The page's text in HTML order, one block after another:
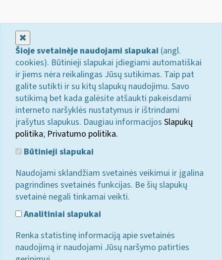
Šioje svetainėje naudojami slapukai (angl.
cookies). Būtinieji slapukai įdiegiami automatiškai
ir jiems nėra reikalingas Jūsų sutikimas. Taip pat
galite sutikti ir su kitų slapukų naudojimu. Savo
sutikimą bet kada galėsite atšaukti pakeisdami
interneto naršyklės nustatymus ir ištrindami
įrašytus slapukus. Daugiau informacijos Slapukų
politika; Privatumo politika.
Būtinieji slapukai
Naudojami sklandžiam svetainės veikimui ir įgalina
pagrindines svetainės funkcijas. Be šių slapukų
svetainė negali tinkamai veikti.
Analitiniai slapukai
Renka statistinę informaciją apie svetainės
naudojimą ir naudojami Jūsų naršymo patirties